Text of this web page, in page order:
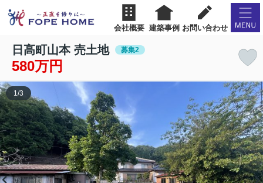
会社概要 建築事例 お問い合わせ
日高町山本 売土地 募集2
580万円
1 /3